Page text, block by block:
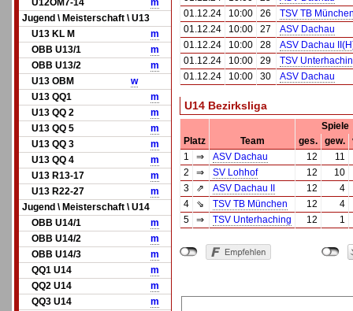
U12OM7-14
m
Jugend \ Meisterschaft \ U13
U13 KL M
m
OBB U13/1
m
OBB U13/2
m
U13 OBM
w
U13 QQ1
m
U13 QQ 2
m
U13 QQ 5
m
U13 QQ 3
m
U13 QQ 4
m
U13 R13-17
m
U13 R22-27
m
Jugend \ Meisterschaft \ U14
OBB U14/1
m
OBB U14/2
m
OBB U14/3
m
QQ1 U14
m
QQ2 U14
m
QQ3 U14
m
01.12.24
10:00 26
TSV TB
01.12.24
10:00 27
ASV Dachau
01.12.24
10:00 28
ASV Dachau
01.12.24
10:00 29
TSV
01.12.24
10:00 30 ASV Dachau
U14 Bezirksliga
Spiele
Platz
Team ges. gew.
1
⇒ ASV Dachau 12
11
2
⇒ SV Lohhof 12
10
3
⇗ ASV Dachau II 12
4
4
⇘ TSV TB München 12
4
5
⇒ TSV Unterhaching 12 1